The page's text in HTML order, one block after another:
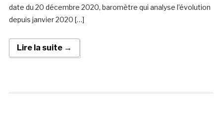
date du 20 décembre 2020, baromètre qui analyse l’évolution
depuis janvier 2020 […]
Lire la suite →